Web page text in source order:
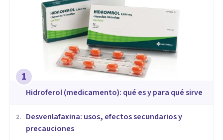
1
Hidroferol (medicamento): qué es y para qué sirve
2.
Desvenlafaxina: usos, efectos secundarios y
precauciones